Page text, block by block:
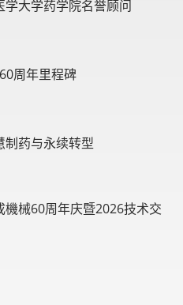
大学药学院名誉顾问
周年里程碑
制药与永续转型
械60周年庆暨2026技术交